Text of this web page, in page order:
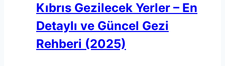
Kıbrıs Gezilecek Yerler – En
Detaylı ve Güncel Gezi
Rehberi (2025)